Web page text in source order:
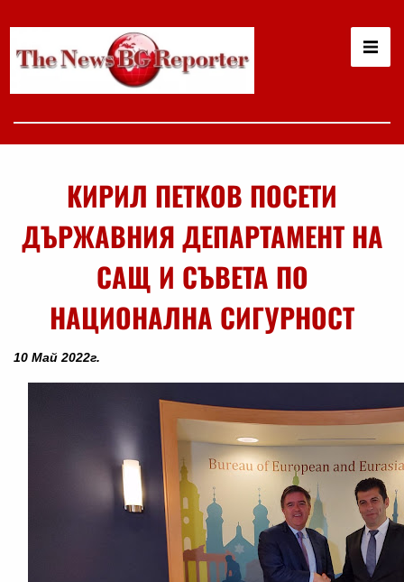
КИРИЛ ПЕТКОВ ПОСЕТИ
ДЪРЖАВНИЯ ДЕПАРТАМЕНТ НА
САЩ И СЪВЕТА ПО
НАЦИОНАЛНА СИГУРНОСТ
10 Май 2022г.